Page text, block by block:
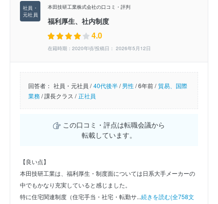
本田技研工業株式会社の口コミ・評判
福利厚生、社内制度
4.0
在籍時期：2020年頃/投稿日： 2026年5月12日
回答者： 社員・元社員 / 40代後半/男性/6年前 / 貿易、国際
業務/課長クラス / 正社員
この口コミ・評点は転職会議から
転載しています。
【良い点】
本田技研工業は、福利厚生・制度面については日系大手メーカーの
中でもかなり充実していると感じました。
特に住宅関連制度（住宅手当・社宅・転勤サ...続きを読む(全758文